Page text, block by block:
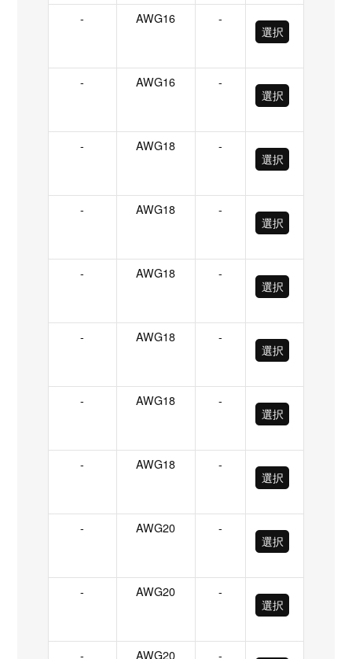
- AWG16
-
選択
- AWG16
-
選択
- AWG18
-
選択
- AWG18
-
選択
- AWG18
-
選択
- AWG18
-
選択
- AWG18
-
選択
- AWG18
-
選択
- AWG20
-
選択
- AWG20
-
選択
- AWG20 -